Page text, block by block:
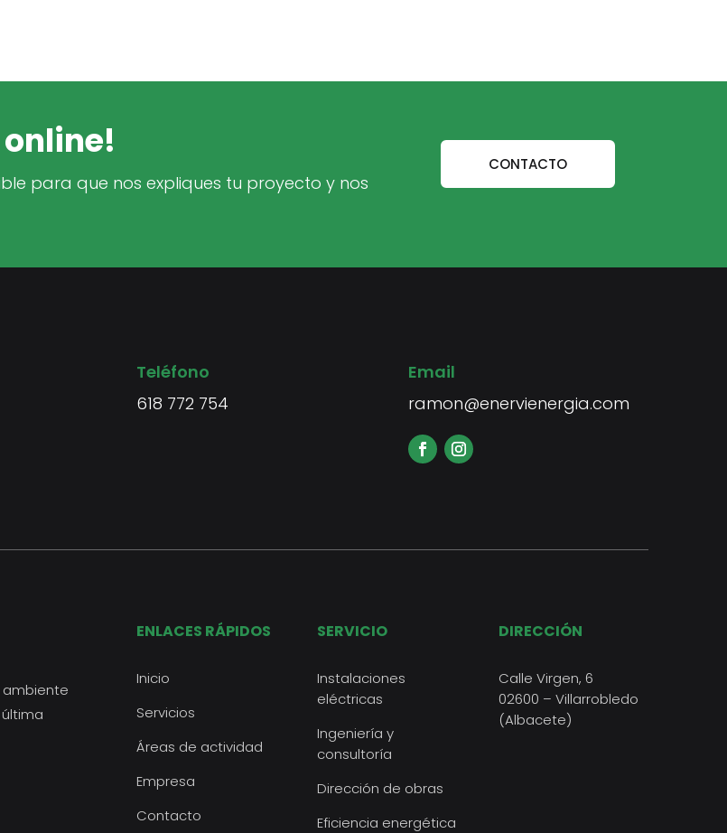
para que nos expliques tu proyecto y nos
CONTACTO
Teléfono
618 772 754
Email
ramon@enervienergia.com
ambiente
ENLACES RÁPIDOS
Inicio
Servicios
Áreas de actividad
Empresa
Contacto
SERVICIO
Instalaciones
eléctricas
Ingeniería y
consultoría
Dirección de obras
Eficiencia energética
DIRECCIÓN
Calle Virgen, 6
02600 – Villarrobledo
(Albacete)